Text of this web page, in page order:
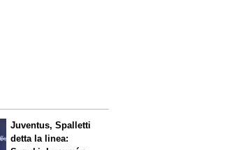
Juventus, Spalletti
detta la linea: